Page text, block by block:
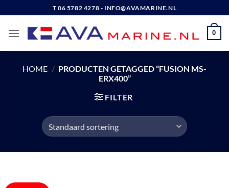
naar
inhoud
T 06 5782 4278 - INFO@AVAMARINE.NL
0
HOME / PRODUCTEN GETAGGED “FUSION MS-
ERX400”
FILTER